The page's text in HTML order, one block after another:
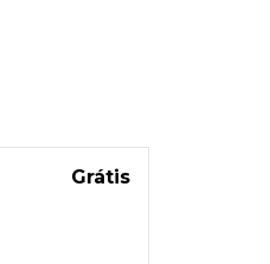
Grátis